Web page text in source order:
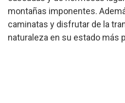
montañas imponentes.
caminatas y disfrutar de la
naturaleza en su estado más